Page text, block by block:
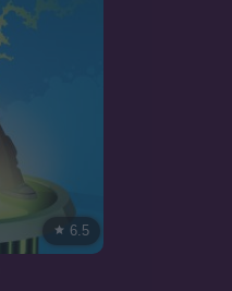
6.5